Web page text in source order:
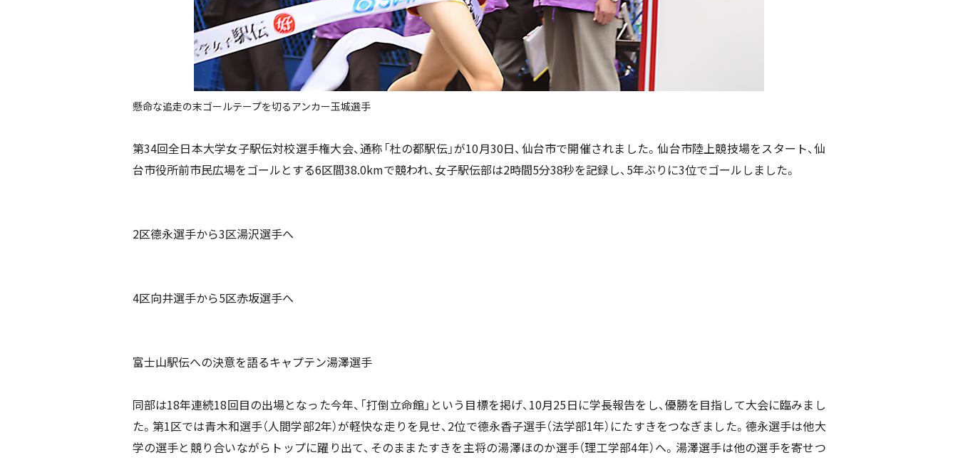
懸命な追走の末ゴールテープを切るアンカー玉城選手
第34回全日本大学女子駅伝対校選手権大会、通称「杜の都駅伝」が10月30日、仙台市で開催されました。仙台市陸上競技場をスタート、仙
台市役所前市民広場をゴールとする6区間38.0kmで競われ、女子駅伝部は2時間5分38秒を記録し、5年ぶりに3位でゴールしました。
2区德永選手から3区湯沢選手へ
4区向井選手から5区赤坂選手へ
富士山駅伝への決意を語るキャプテン湯澤選手
同部は18年連続18回目の出場となった今年、「打倒立命館」という目標を掲げ、10月25日に学長報告をし、優勝を目指して大会に臨みまし
た。第1区では青木和選手（人間学部2年）が軽快な走りを見せ、2位で德永香子選手（法学部1年）にたすきをつなぎました。德永選手は他大
学の選手と競り合いながらトップに躍り出て、そのままたすきを主将の湯澤ほのか選手（理工学部4年）へ。湯澤選手は他の選手を寄せつ